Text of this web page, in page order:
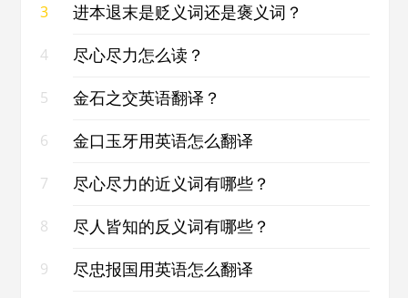
3 进本退末是贬义词还是褒义词？
4 尽心尽力怎么读？
5 金石之交英语翻译？
6 金口玉牙用英语怎么翻译
7 尽心尽力的近义词有哪些？
8 尽人皆知的反义词有哪些？
9 尽忠报国用英语怎么翻译